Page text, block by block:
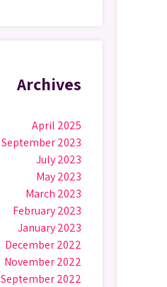
Archives
April 2025
September 2023
July 2023
May 2023
March 2023
February 2023
January 2023
December 2022
November 2022
September 2022